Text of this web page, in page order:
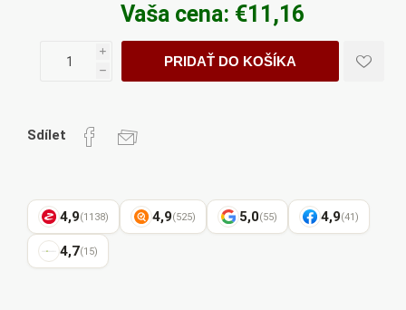
Vaša cena: €11,16
i
h
PRIDAŤ DO KOŠÍKA
Sdílet
4,9(1138) 4,9(525) 5,0(55) 4,9(41)
4,7(15)